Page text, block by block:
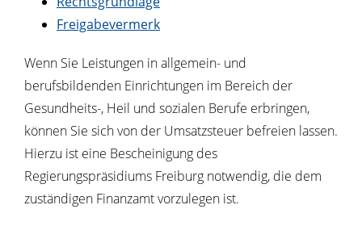
Freigabevermerk
Wenn Sie Leistungen in allgemein- und
berufsbildenden Einrichtungen im Bereich der
Gesundheits-, Heil und sozialen Berufe erbringen,
können Sie sich von der Umsatzsteuer befreien lassen.
Hierzu ist eine Bescheinigung des
Regierungspräsidiums Freiburg notwendig, die dem
zuständigen Finanzamt vorzulegen ist.